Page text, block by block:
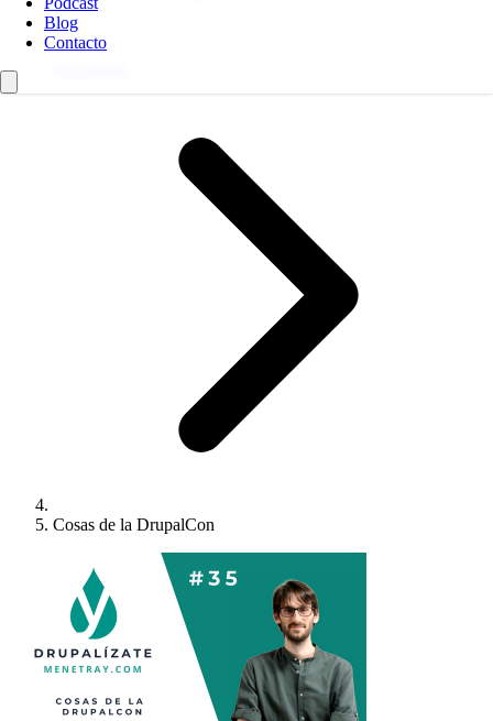
Blog
Contacto
Cosas de la DrupalCon